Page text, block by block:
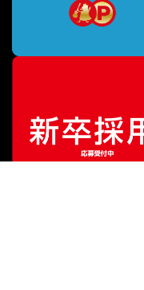
販売価格 550（税込）
¥330（税込）